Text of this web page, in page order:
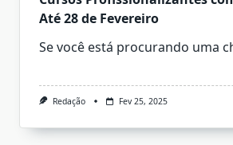
Até 28 de Fevereiro
Se você está procurando uma
Redação Fev 25, 2025